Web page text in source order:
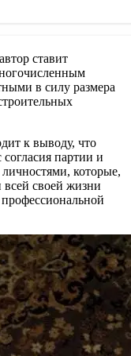
ставит
в силу размера
к выводу, что
партии и
которые,
своей жизни